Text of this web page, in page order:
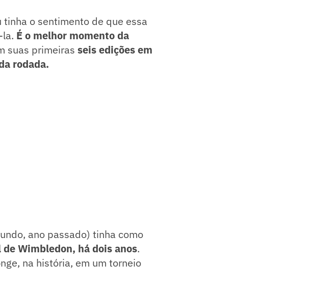
tinha o sentimento de que essa
É o melhor momento da
suas primeiras seis edições em
rodada.
ano passado) tinha como
Wimbledon, há dois anos.
na história, em um torneio